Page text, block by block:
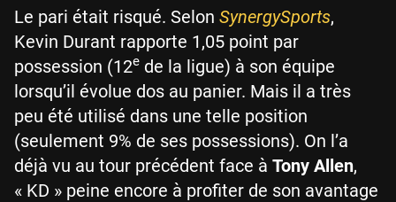
Le pari était risqué. Selon SynergySports,
Kevin Durant rapporte 1,05 point par
possession (12e de la ligue) à son équipe
lorsqu’il évolue dos au panier. Mais il a très
peu été utilisé dans une telle position
(seulement 9% de ses possessions). On l’a
déjà vu au tour précédent face à Tony Allen,
« KD » peine encore à profiter de son avantage